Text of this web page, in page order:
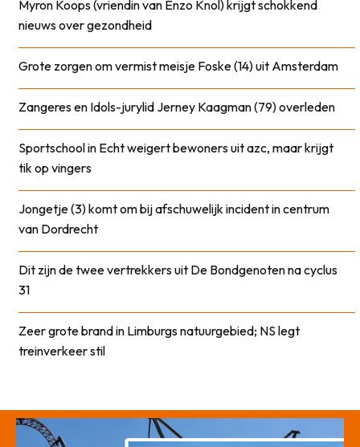
Myron Koops (vriendin van Enzo Knol) krijgt schokkend
nieuws over gezondheid
Grote zorgen om vermist meisje Foske (14) uit Amsterdam
Zangeres en Idols-jurylid Jerney Kaagman (79) overleden
Sportschool in Echt weigert bewoners uit azc, maar krijgt
tik op vingers
Jongetje (3) komt om bij afschuwelijk incident in centrum
van Dordrecht
Dit zijn de twee vertrekkers uit De Bondgenoten na cyclus
31
Zeer grote brand in Limburgs natuurgebied; NS legt
treinverkeer stil